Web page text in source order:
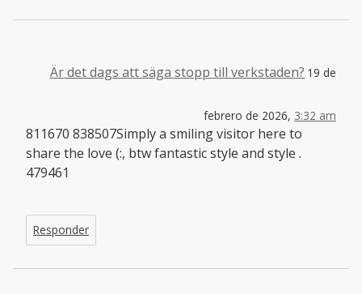
Är det dags att säga stopp till verkstaden? 19 de
febrero de 2026, 3:32 am
811670 838507Simply a smiling visitor here to
share the love (:, btw fantastic style and style .
479461
Responder